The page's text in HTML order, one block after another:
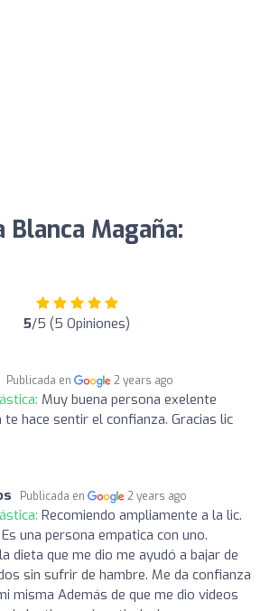
Magaña:
5/5 (5 Opiniones)
Publicada en 2 years ago
Muy buena persona exelente
hace sentir el confianza. Gracias lic
Publicada en 2 years ago
Recomiendo ampliamente a la lic.
una persona empatica con uno.
dieta que me dio me ayudó a bajar de
sin sufrir de hambre. Me da confianza
misma Además de que me dio videos